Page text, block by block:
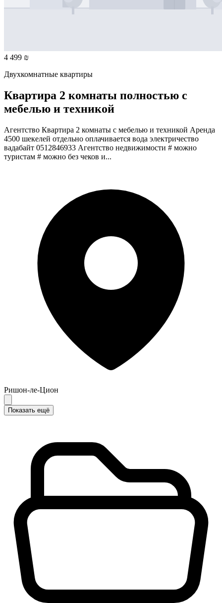
4 499 ₪
Двухкомнатные квартиры
Квартира 2 комнаты полностью с
мебелью и техникой
Агентство Квартира 2 комнаты с мебелью и техникой Аренда
4500 шекелей отдельно оплачивается вода электричество
вадабайт 0512846933 Агентство недвижимости # можно
туристам # можно без чеков и...
Ришон-ле-Цион
Показать ещё